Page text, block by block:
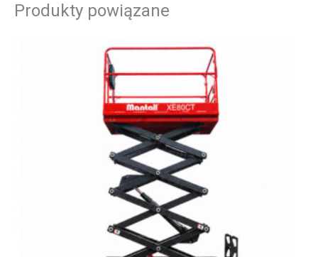
Produkty powiązane